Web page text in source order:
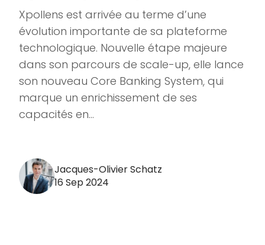
Xpollens est arrivée au terme d’une
évolution importante de sa plateforme
technologique. Nouvelle étape majeure
dans son parcours de scale-up, elle lance
son nouveau Core Banking System, qui
marque un enrichissement de ses
capacités en...
Jacques-Olivier Schatz
16 Sep 2024